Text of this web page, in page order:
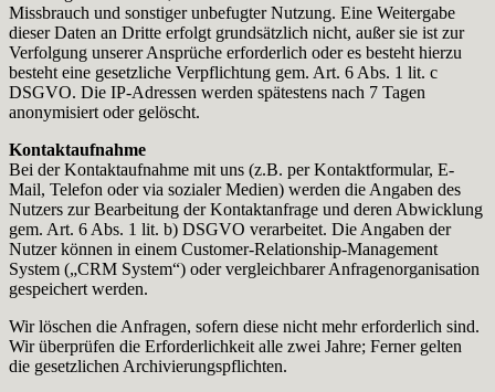
Missbrauch und sonstiger unbefugter Nutzung. Eine Weitergabe
dieser Daten an Dritte erfolgt grundsätzlich nicht, außer sie ist zur
Verfolgung unserer Ansprüche erforderlich oder es besteht hierzu
besteht eine gesetzliche Verpflichtung gem. Art. 6 Abs. 1 lit. c
DSGVO. Die IP-Adressen werden spätestens nach 7 Tagen
anonymisiert oder gelöscht.
Kontaktaufnahme
Bei der Kontaktaufnahme mit uns (z.B. per Kontaktformular, E-
Mail, Telefon oder via sozialer Medien) werden die Angaben des
Nutzers zur Bearbeitung der Kontaktanfrage und deren Abwicklung
gem. Art. 6 Abs. 1 lit. b) DSGVO verarbeitet. Die Angaben der
Nutzer können in einem Customer-Relationship-Management
System („CRM System“) oder vergleichbarer Anfragenorganisation
gespeichert werden.
Wir löschen die Anfragen, sofern diese nicht mehr erforderlich sind.
Wir überprüfen die Erforderlichkeit alle zwei Jahre; Ferner gelten
die gesetzlichen Archivierungspflichten.